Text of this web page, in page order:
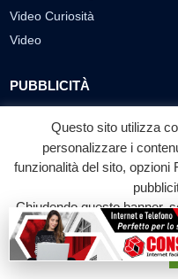
Video Curiosità
Video
PUBBLICITÀ
SEGUICI SUI SOCIAL
f
Facebook
© 2026
Questo sito utilizza
personalizzare i
funzionalità del sito, opzioni
Chiudendo questo banner,
su qualunque suo